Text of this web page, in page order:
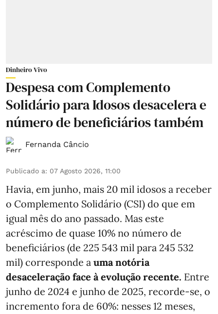
Dinheiro Vivo
Despesa com Complemento
Solidário para Idosos desacelera e
número de beneficiários também
Fernanda Câncio
Publicado a: 07 Agosto 2026, 11:00
Havia, em junho, mais 20 mil idosos a receber
o Complemento Solidário (CSI) do que em
igual mês do ano passado. Mas este
acréscimo de quase 10% no número de
beneficiários (de 225 543 mil para 245 532
mil) corresponde a uma notória
desaceleração face à evolução recente. Entre
junho de 2024 e junho de 2025, recorde-se, o
incremento fora de 60%: nesses 12 meses,